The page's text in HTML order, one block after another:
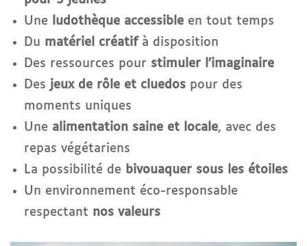
Une
ludothèque accessible en tout temps
Du matériel créatifà disposition
Des ressources pour stimuler l’imaginaire
Des jeux de rôle et cluedos pour des
moments uniques
Une alimentation saine et locale, avec des
repas végétariens
La possibilité de bivouaquer sous les étoiles
Un environnement éco-responsable
respectant nos valeurs